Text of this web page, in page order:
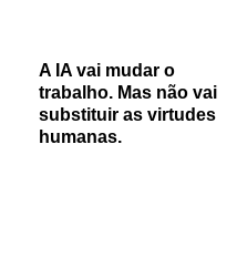
A IA vai mudar o
trabalho. Mas não vai
substituir as virtudes
humanas.